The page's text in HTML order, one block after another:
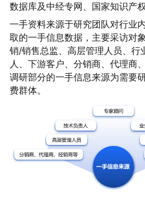
数据库及中经专网、国家知识产权
一手资料来源于研究团队对行业
取的一手信息数据，主要采访对
销/销售总监、高层管理人员、行
人、下游客户、分销商、代理商
调研部分的一手信息来源为需要
费群体。